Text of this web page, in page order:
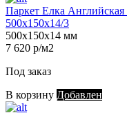
Паркет Елка
500х150х14/3
500х150х14 мм
7 620 р/м2
Под заказ
В корзину Добавлен